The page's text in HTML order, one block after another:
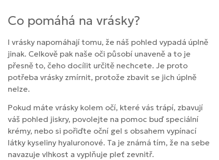
Co pomáhá na vrásky?
I vrásky napomáhají tomu, že náš pohled vypadá úplně
jinak. Celkově pak naše oči působí unaveně a to je
přesně to, čeho docílit určitě nechcete. Je proto
potřeba vrásky zmírnit, protože zbavit se jich úplně
nelze.
Pokud máte vrásky kolem očí, které vás trápí, zbavují
váš pohled jiskry, povolejte na pomoc buď speciální
krémy, nebo si pořiďte oční gel s obsahem vypínací
látky kyseliny hyaluronové. Ta je známá tím, že na sebe
navazuje vlhkost a vyplňuje pleť zevnitř.